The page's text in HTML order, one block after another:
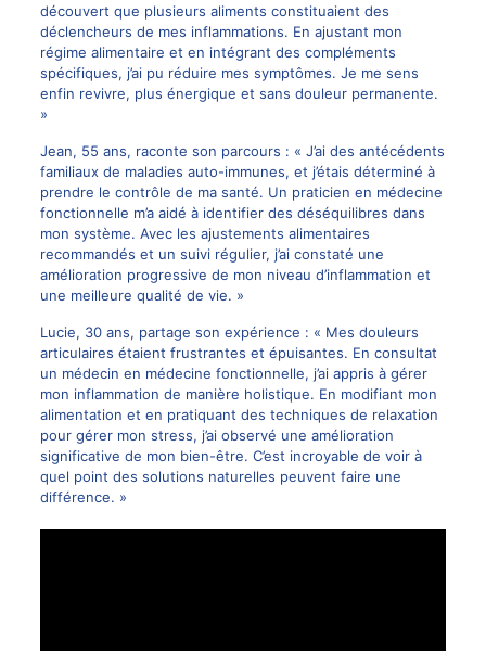
découvert que plusieurs aliments constituaient des
déclencheurs de mes inflammations. En ajustant mon
régime alimentaire et en intégrant des compléments
spécifiques, j’ai pu réduire mes symptômes. Je me sens
enfin revivre, plus énergique et sans douleur permanente.
»
Jean, 55 ans, raconte son parcours : « J’ai des antécédents
familiaux de maladies auto-immunes, et j’étais déterminé à
prendre le contrôle de ma santé. Un praticien en médecine
fonctionnelle m’a aidé à identifier des déséquilibres dans
mon système. Avec les ajustements alimentaires
recommandés et un suivi régulier, j’ai constaté une
amélioration progressive de mon niveau d’inflammation et
une meilleure qualité de vie. »
Lucie, 30 ans, partage son expérience : « Mes douleurs
articulaires étaient frustrantes et épuisantes. En consultat
un médecin en médecine fonctionnelle, j’ai appris à gérer
mon inflammation de manière holistique. En modifiant mon
alimentation et en pratiquant des techniques de relaxation
pour gérer mon stress, j’ai observé une amélioration
significative de mon bien-être. C’est incroyable de voir à
quel point des solutions naturelles peuvent faire une
différence. »